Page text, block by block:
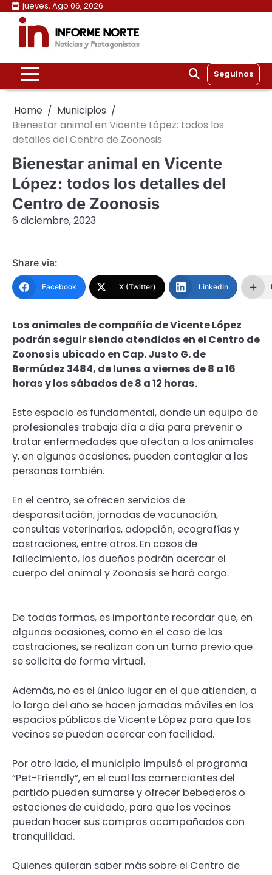
Skip
content
jueves, Ago 06, 2026
Seguinos
Home
Municipios
Bienestar animal en Vicente López: todos los
detalles del Centro de Zoonosis
Bienestar animal en Vicente
López: todos los detalles del
Centro de Zoonosis
6 diciembre, 2023
Share via:
Facebook X (Twitter) LinkedIn
Los animales de compañía de Vicente López
podrán seguir siendo atendidos en el Centro de
Zoonosis ubicado en Cap. Justo G. de
Bermúdez 3484, de lunes a viernes de 8 a 16
horas y los sábados de 8 a 12 horas.
Este espacio es fundamental, donde un equipo de
profesionales trabaja día a día para prevenir o
tratar enfermedades que afectan a los animales
y, en algunas ocasiones, pueden contagiar a las
personas también.
En el centro, se ofrecen servicios de
desparasitación, jornadas de vacunación,
consultas veterinarias, adopción, ecografías y
castraciones, entre otros. En casos de
fallecimiento, los dueños podrán acercar el
cuerpo del animal y Zoonosis se hará cargo.
De todas formas, es importante recordar que, en
algunas ocasiones, como en el caso de las
castraciones, se realizan con un turno previo que
se solicita de forma virtual.
Además, no es el único lugar en el que atienden, a
lo largo del año se hacen jornadas móviles en los
espacios públicos de Vicente López para que los
vecinos se puedan acercar con facilidad.
Por otro lado, el municipio impulsó el programa
“Pet-Friendly”, en el cual los comerciantes del
partido pueden sumarse y ofrecer bebederos o
estaciones de cuidado, para que los vecinos
puedan hacer sus compras acompañados con
tranquilidad.
Quienes quieran saber más sobre el Centro de